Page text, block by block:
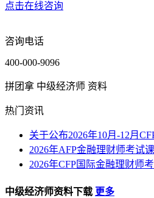
点击在线咨询
咨询电话
400-000-9096
拼团拿 中级经济师 资料
热门资讯
关于公布2026年10月-12月
2026年AFP金融理财师考试
2026年CFP国际金融理财师
中级经济师资料下载 更多